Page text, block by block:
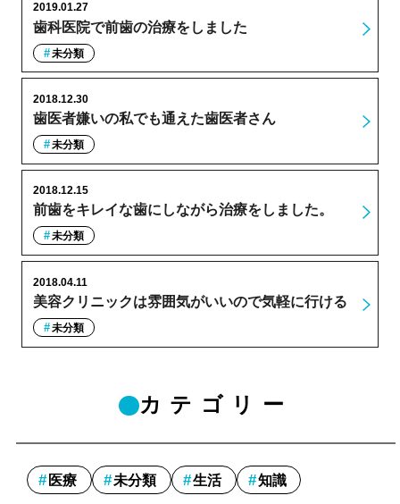
歯科医院で前歯の治療をしました
2019.01.27
未分類
歯医者嫌いの私でも通えた歯医者さん
2018.12.30
未分類
前歯をキレイな歯にしながら治療をしました。
2018.12.15
未分類
美容クリニックは雰囲気がいいので気軽に行ける
2018.04.11
未分類
カテゴリー
医療 未分類 生活 知識